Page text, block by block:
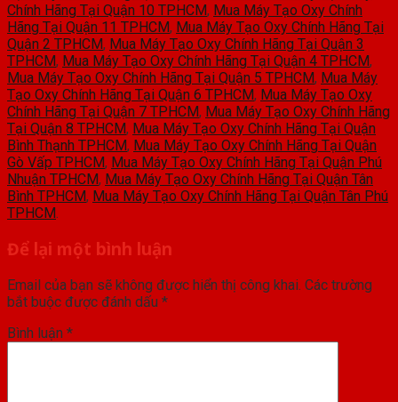
Chính Hãng Tại Quận 10 TPHCM, Mua Máy Tạo Oxy Chính
Hãng Tại Quận 11 TPHCM, Mua Máy Tạo Oxy Chính Hãng Tại
Quận 2 TPHCM, Mua Máy Tạo Oxy Chính Hãng Tại Quận 3
TPHCM, Mua Máy Tạo Oxy Chính Hãng Tại Quận 4 TPHCM,
Mua Máy Tạo Oxy Chính Hãng Tại Quận 5 TPHCM, Mua Máy
Tạo Oxy Chính Hãng Tại Quận 6 TPHCM, Mua Máy Tạo Oxy
Chính Hãng Tại Quận 7 TPHCM, Mua Máy Tạo Oxy Chính Hãng
Tại Quận 8 TPHCM, Mua Máy Tạo Oxy Chính Hãng Tại Quận
Bình Thạnh TPHCM, Mua Máy Tạo Oxy Chính Hãng Tại Quận
Gò Vấp TPHCM, Mua Máy Tạo Oxy Chính Hãng Tại Quận Phú
Nhuận TPHCM, Mua Máy Tạo Oxy Chính Hãng Tại Quận Tân
Bình TPHCM, Mua Máy Tạo Oxy Chính Hãng Tại Quận Tân Phú
TPHCM
Để lại một bình luận
Email của bạn sẽ không được hiển thị công khai. Các trường
bắt buộc được đánh dấu *
Bình luận *